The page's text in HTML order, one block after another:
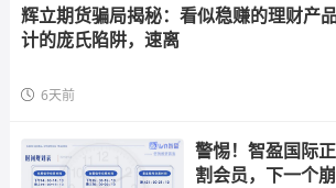
辉立期货骗局揭秘：看似稳赚的理财产
计的庞氏陷阱，速离
6天前
警惕！智盈国际
割会员，下一个